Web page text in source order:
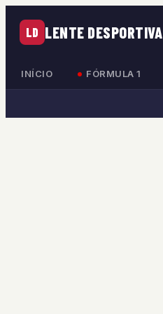
LD LENTE DESPORTIVA
INÍCIO FÓRMULA 1